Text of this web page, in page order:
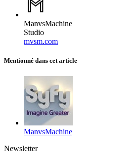
ManvsMachine
Studio
mvsm.com
Mentionné dans cet article
ManvsMachine
Newsletter